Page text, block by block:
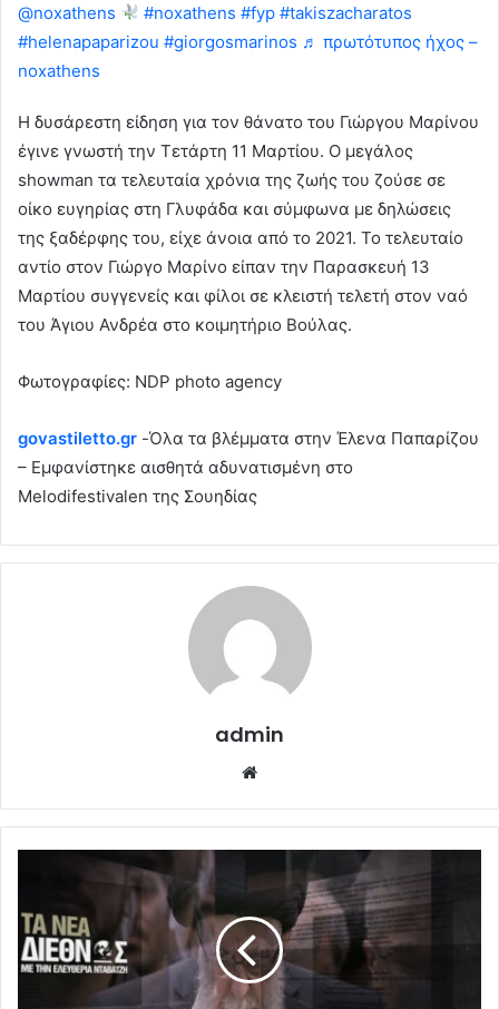
@noxathens #noxathens #fyp #takiszacharatos
#helenapaparizou #giorgosmarinos ♬ πρωτότυπος ήχος –
noxathens
Η δυσάρεστη είδηση για τον θάνατο του Γιώργου Μαρίνου
έγινε γνωστή την Τετάρτη 11 Μαρτίου. Ο μεγάλος
showman τα τελευταία χρόνια της ζωής του ζούσε σε
οίκο ευγηρίας στη Γλυφάδα και σύμφωνα με δηλώσεις
της ξαδέρφης του, είχε άνοια από το 2021. Το τελευταίο
αντίο στον Γιώργο Μαρίνο είπαν την Παρασκευή 13
Μαρτίου συγγενείς και φίλοι σε κλειστή τελετή στον ναό
του Άγιου Ανδρέα στο κοιμητήριο Βούλας.
Φωτογραφίες: NDP photo agency
govastiletto.gr -Όλα τα βλέμματα στην Έλενα Παπαρίζου
– Εμφανίστηκε αισθητά αδυνατισμένη στο
Melodifestivalen της Σουηδίας
admin